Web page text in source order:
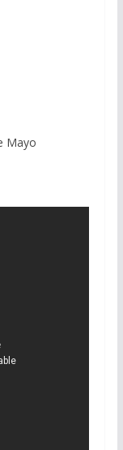
Mayo